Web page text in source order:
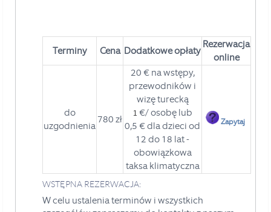
Terminy Cena Dodatkoweopłaty
Rezerwacja
online
do
uzgodnienia
780 zł
20 € na wstępy,
przewodników i
wizę turecką
1 €/ osobę lub
0,5 € dla dzieci od
12 do 18 lat -
obowiązkowa
taksa klimatyczna
Zapytaj
WSTĘPNA REZERWACJA:
W celu ustalenia terminów i wszystkich